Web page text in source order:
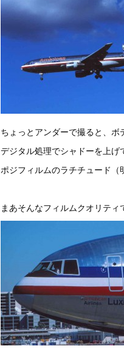
ちょっとアンダーで撮ると、ボ
デジタル処理でシャドーを上げ
ポジフィルムのラチチュード
まあそんなフィルムクオリテ